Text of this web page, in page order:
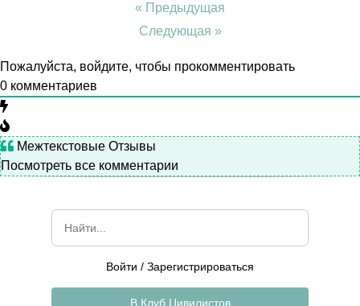
« Предыдущая
Следующая »
Пожалуйста, войдите, чтобы прокомментировать
0 комментариев
Межтекстовые Отзывы
Посмотреть все комментарии
Войти / Зарегистрироваться
В Клуб Цивилистов